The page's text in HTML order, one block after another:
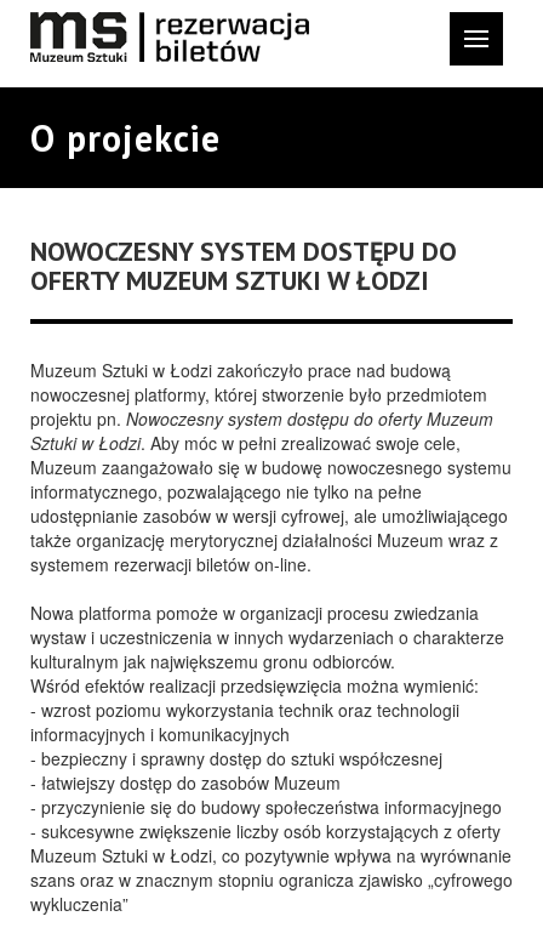
O projekcie
NOWOCZESNY SYSTEM DOSTĘPU DO
OFERTY MUZEUM SZTUKI W ŁODZI
Muzeum Sztuki w Łodzi zakończyło prace nad budową
nowoczesnej platformy, której stworzenie było przedmiotem
projektu pn. Nowoczesny system dostępu do oferty Muzeum
Sztuki w Łodzi. Aby móc w pełni zrealizować swoje cele,
Muzeum zaangażowało się w budowę nowoczesnego systemu
informatycznego, pozwalającego nie tylko na pełne
udostępnianie zasobów w wersji cyfrowej, ale umożliwiającego
także organizację merytorycznej działalności Muzeum wraz z
systemem rezerwacji biletów on-line.
Nowa platforma pomoże w organizacji procesu zwiedzania
wystaw i uczestniczenia w innych wydarzeniach o charakterze
kulturalnym jak największemu gronu odbiorców.
Wśród efektów realizacji przedsięwzięcia można wymienić:
- wzrost poziomu wykorzystania technik oraz technologii
informacyjnych i komunikacyjnych
- bezpieczny i sprawny dostęp do sztuki współczesnej
- łatwiejszy dostęp do zasobów Muzeum
- przyczynienie się do budowy społeczeństwa informacyjnego
- sukcesywne zwiększenie liczby osób korzystających z oferty
Muzeum Sztuki w Łodzi, co pozytywnie wpływa na wyrównanie
szans oraz w znacznym stopniu ogranicza zjawisko „cyfrowego
wykluczenia”